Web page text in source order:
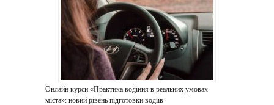
Онлайн курси «Практика водіння в реальних умовах
міста»: новий рівень підготовки водіїв